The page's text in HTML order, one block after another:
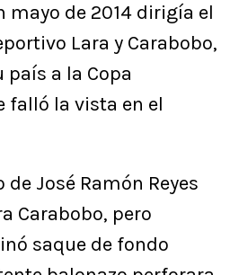
mayo de 2014 dirigía el
Lara y Carabobo,
a la Copa
falló la vista en el
José Ramón Reyes
Carabobo, pero
saque de fondo